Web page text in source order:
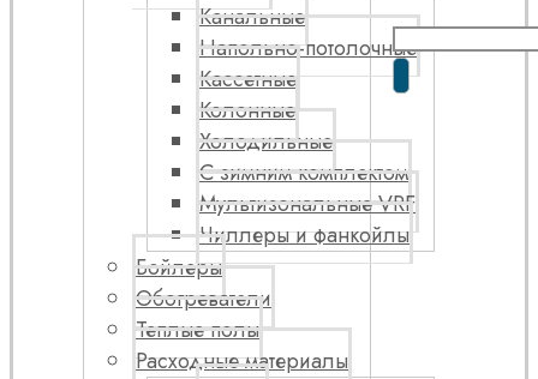
Канальные
Напольно-потолочные
Кассетные
Колонные
Холодильные
С зимним комплектом
Мультизональные VRF
Чиллеры и фанкойлы
Бойлеры
Обогреватели
Теплые полы
Расходные материалы